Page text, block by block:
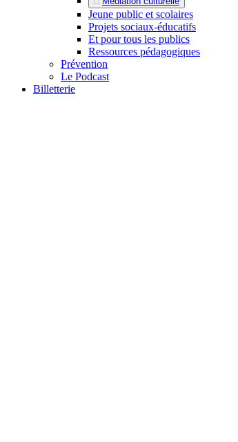
Jeune public et scolaires
Projets sociaux-éducatifs
Et pour tous les publics
Ressources pédagogiques
Prévention
Le Podcast
Billetterie